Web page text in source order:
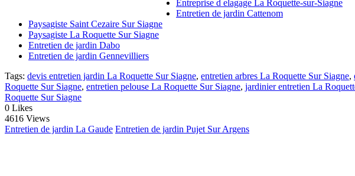
Entreprise d elagage La Roquette-sur-Siagne
Entretien de jardin Cattenom
Paysagiste Saint Cezaire Sur Siagne
Paysagiste La Roquette Sur Siagne
Entretien de jardin Dabo
Entretien de jardin Gennevilliers
Tags: devis entretien jardin La Roquette Sur Siagne, entretien arbres La Roquette Sur Siagne,
Roquette Sur Siagne, entretien pelouse La Roquette Sur Siagne, jardinier entretien La
Roquette Sur Siagne
0 Likes
4616 Views
Entretien de jardin La Gaude Entretien de jardin Pujet Sur Argens